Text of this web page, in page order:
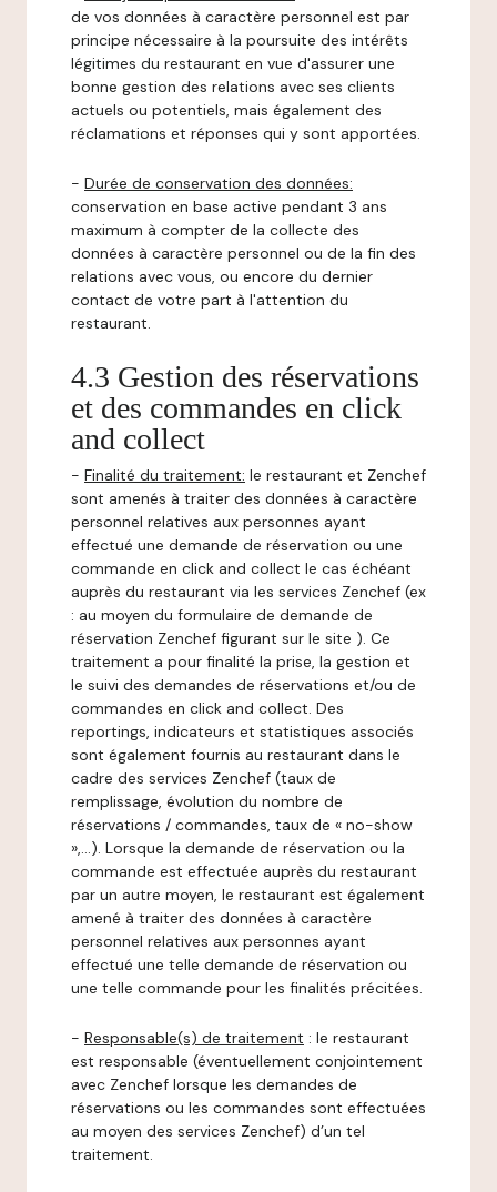
de vos données à caractère personnel est par
principe nécessaire à la poursuite des intérêts
légitimes du restaurant en vue d'assurer une
bonne gestion des relations avec ses clients
actuels ou potentiels, mais également des
réclamations et réponses qui y sont apportées.
- Durée de conservation des données:
conservation en base active pendant 3 ans
maximum à compter de la collecte des
données à caractère personnel ou de la fin des
relations avec vous, ou encore du dernier
contact de votre part à l'attention du
restaurant.
4.3 Gestion des réservations
et des commandes en click
and collect
- Finalité du traitement: le restaurant et Zenchef
sont amenés à traiter des données à caractère
personnel relatives aux personnes ayant
effectué une demande de réservation ou une
commande en click and collect le cas échéant
auprès du restaurant via les services Zenchef (ex
: au moyen du formulaire de demande de
réservation Zenchef figurant sur le site ). Ce
traitement a pour finalité la prise, la gestion et
le suivi des demandes de réservations et/ou de
commandes en click and collect. Des
reportings, indicateurs et statistiques associés
sont également fournis au restaurant dans le
cadre des services Zenchef (taux de
remplissage, évolution du nombre de
réservations / commandes, taux de « no-show
»,…). Lorsque la demande de réservation ou la
commande est effectuée auprès du restaurant
par un autre moyen, le restaurant est également
amené à traiter des données à caractère
personnel relatives aux personnes ayant
effectué une telle demande de réservation ou
une telle commande pour les finalités précitées.
- Responsable(s) de traitement : le restaurant
est responsable (éventuellement conjointement
avec Zenchef lorsque les demandes de
réservations ou les commandes sont effectuées
au moyen des services Zenchef) d’un tel
traitement.